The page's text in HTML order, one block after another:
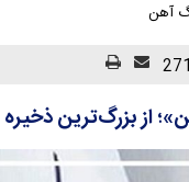
آهن
از بزرگ‌ترین